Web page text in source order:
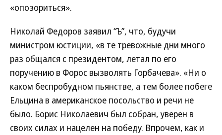
«опозориться».
Николай Федоров заявил “Ъ”, что, будучи
министром юстиции, «в те тревожные дни много
раз общался с президентом, летал по его
поручению в Форос вызволять Горбачева». «Ни о
каком беспробудном пьянстве, а тем более побеге
Ельцина в американское посольство и речи не
было. Борис Николаевич был собран, уверен в
своих силах и нацелен на победу. Впрочем, как и